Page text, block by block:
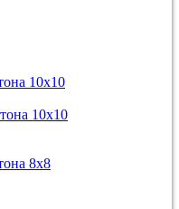
10х10
10х10
8х8